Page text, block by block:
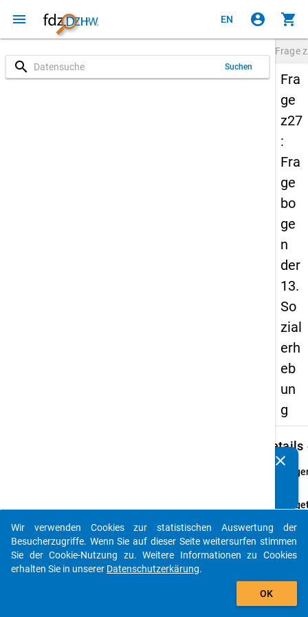
menu EN account_circle shopping_cart
search Suchen
Frage
Fra
ge
z27
:
Fra
ge
bo
ge
n
der
13.
So
zial
erh
eb
un
g
Details
noch
vor
clear
auto_stories
add_shopping_cart
Wir verwenden Cookies zur statistischen Auswertung der
Besucherzugriffe. Wenn Sie auf dieser Seite weitersurfen stimmen
Sie der Cookie-Nutzung zu. Weitere Informationen zu Cookies
erhalten Sie in unserer Datenschutzerkärung.
OK